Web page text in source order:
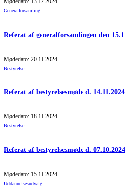
Mødedato: 13.12.2024
Generalforsamling
Referat af generalforsamlingen den
Mødedato: 20.11.2024
Bestyrelse
Referat af bestyrelsesmøde d. 14.11.2024
Mødedato: 18.11.2024
Bestyrelse
Referat af bestyrelsesmøde d. 07.10.2024
Mødedato: 15.11.2024
Uddannelsesudvalg